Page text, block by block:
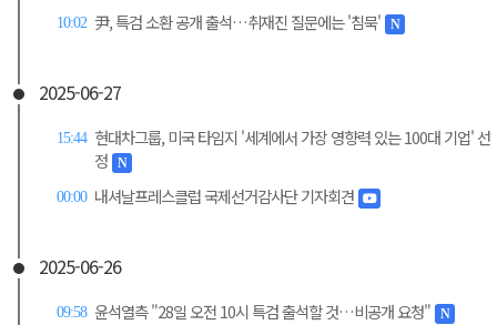
10:02 尹, 특검 소환 공개 출석…취재진 질문에는 '침묵' N
2025-06-27
15:44 현대차그룹, 미국 타임지 '세계에서 가장 영향력 있는 100대 기업' 선
정
N
00:00 내셔날프레스클럽 국제선거감사단 기자회견
2025-06-26
09:58 윤석열측 "28일 오전 10시 특검 출석할 것…비공개 요청" N